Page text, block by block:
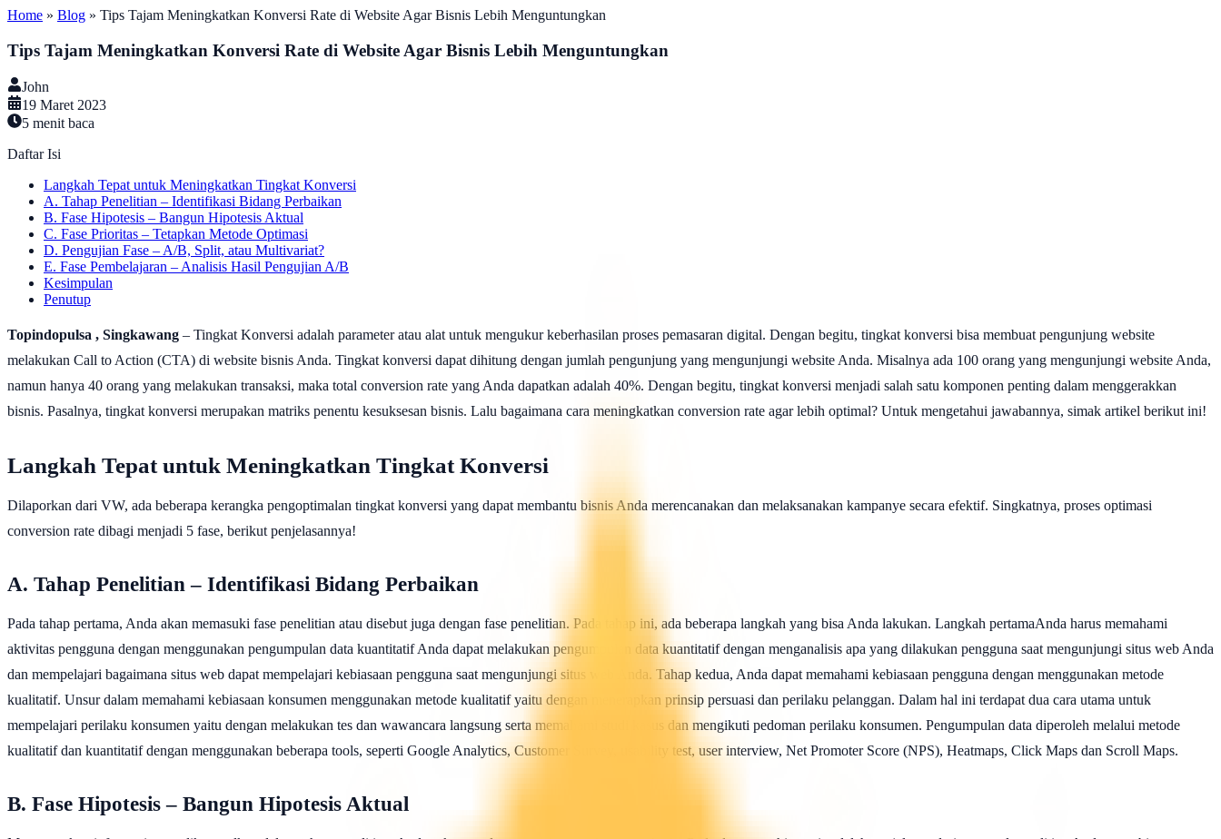
Home » Blog » Tips Tajam Meningkatkan Konversi Rate di Website Agar Bisnis Lebih Menguntungkan
Tips Tajam Meningkatkan Konversi Rate di Website Agar Bisnis Lebih Menguntungkan
John
19 Maret 2023
5 menit baca
Daftar Isi
Langkah Tepat untuk Meningkatkan Tingkat Konversi
A. Tahap Penelitian – Identifikasi Bidang Perbaikan
B. Fase Hipotesis – Bangun Hipotesis Aktual
C. Fase Prioritas – Tetapkan Metode Optimasi
D. Pengujian Fase – A/B, Split, atau Multivariat?
E. Fase Pembelajaran – Analisis Hasil Pengujian A/B
Kesimpulan
Penutup
Topindopulsa , Singkawang – Tingkat Konversi adalah parameter atau alat untuk mengukur keberhasilan proses pemasaran digital. Dengan begitu, tingkat konversi bisa membuat pengunjung website
melakukan Call to Action (CTA) di website bisnis Anda. Tingkat konversi dapat dihitung dengan jumlah pengunjung yang mengunjungi website Anda. Misalnya ada 100 orang yang mengunjungi website Anda,
namun hanya 40 orang yang melakukan transaksi, maka total conversion rate yang Anda dapatkan adalah 40%. Dengan begitu, tingkat konversi menjadi salah satu komponen penting dalam menggerakkan
bisnis. Pasalnya, tingkat konversi merupakan matriks penentu kesuksesan bisnis. Lalu bagaimana cara meningkatkan conversion rate agar lebih optimal? Untuk mengetahui jawabannya, simak artikel berikut ini!
Langkah Tepat untuk Meningkatkan Tingkat Konversi
Dilaporkan dari VW, ada beberapa kerangka pengoptimalan tingkat konversi yang dapat membantu bisnis Anda merencanakan dan melaksanakan kampanye secara efektif. Singkatnya, proses optimasi
conversion rate dibagi menjadi 5 fase, berikut penjelasannya!
A. Tahap Penelitian – Identifikasi Bidang Perbaikan
Pada tahap pertama, Anda akan memasuki fase penelitian atau disebut juga dengan fase penelitian. Pada tahap ini, ada beberapa langkah yang bisa Anda lakukan. Langkah pertamaAnda harus memahami
aktivitas pengguna dengan menggunakan pengumpulan data kuantitatif Anda dapat melakukan pengumpulan data kuantitatif dengan menganalisis apa yang dilakukan pengguna saat mengunjungi situs web Anda
dan mempelajari bagaimana situs web dapat mempelajari kebiasaan pengguna saat mengunjungi situs web Anda. Tahap kedua, Anda dapat memahami kebiasaan pengguna dengan menggunakan metode
kualitatif. Unsur dalam memahami kebiasaan konsumen menggunakan metode kualitatif yaitu dengan menerapkan prinsip persuasi dan perilaku pelanggan. Dalam hal ini terdapat dua cara utama untuk
mempelajari perilaku konsumen yaitu dengan melakukan tes dan wawancara langsung serta memahami studi kasus dan mengikuti pedoman perilaku konsumen. Pengumpulan data diperoleh melalui metode
kualitatif dan kuantitatif dengan menggunakan beberapa tools, seperti Google Analytics, Customer Survey, usability test, user interview, Net Promoter Score (NPS), Heatmaps, Click Maps dan Scroll Maps.
B. Fase Hipotesis – Bangun Hipotesis Aktual